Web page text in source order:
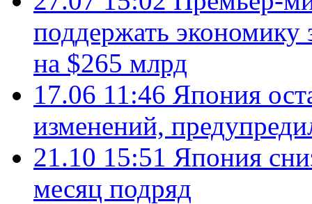
поддержать экономику
на $265 млрд
17.06 11:46 Япония
изменений,
21.10 15:51 Япония
месяц подряд